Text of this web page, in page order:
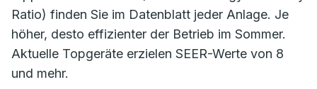
Ratio) finden Sie im Datenblatt jeder Anlage. Je
höher, desto effizienter der Betrieb im Sommer.
Aktuelle Topgeräte erzielen SEER-Werte von 8
und mehr.